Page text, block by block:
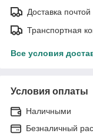
Доставка почтой
Транспортная
Все условия
Условия оплаты
Наличными
Безналичный